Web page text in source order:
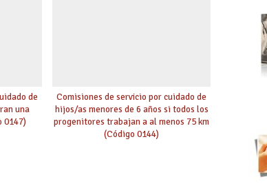
de
una
0147)
Comisiones de servicio por cuidado de
hijos/as menores de 6 años si todos los
progenitores trabajan a al menos 75 km
(Código 0144)